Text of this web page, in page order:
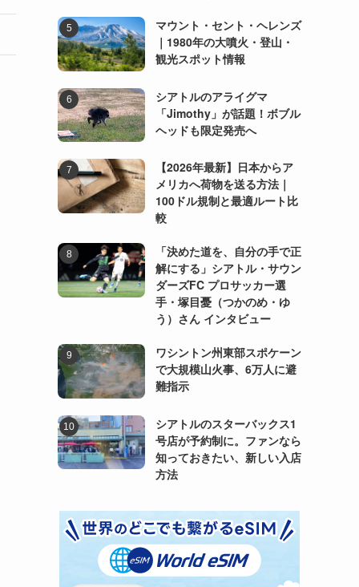
マウント・セント・ヘレンズ
｜1980年の大噴火・登山・
観光スポット情報
シアトルのアライグマ
「Jimothy」が話題！ボブル
ヘッドも限定発売へ
【2026年最新】日本からア
メリカへ荷物を送る方法｜
100ドル規制と最適ルート比
較
「決めた道を、自分の手で正
解にする」シアトル・サウン
ダーズFC プロサッカー選
手・塚目憂（つかのめ・ゆ
う）さん インタビュー
ワシントン州東部スポケーン
で大規模山火事、6万人に避
難指示
シアトルのスターバックス1
号店が予約制に。ファンなら
知っておきたい、新しい入店
方法